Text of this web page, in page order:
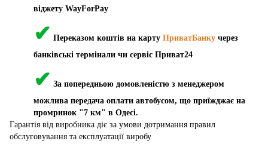
віджету WayForPay
✔ Переказом коштів на карту ПриватБанку через
банківські термінали чи сервіс Приват24
✔ За попередньою домовленістю з менеджером
можлива передача оплати автобусом, що приїжджає на
промринок "7 км" в Одесі.
Гарантія від виробника діє за умови дотримання правил
обслуговування та експлуатації виробу